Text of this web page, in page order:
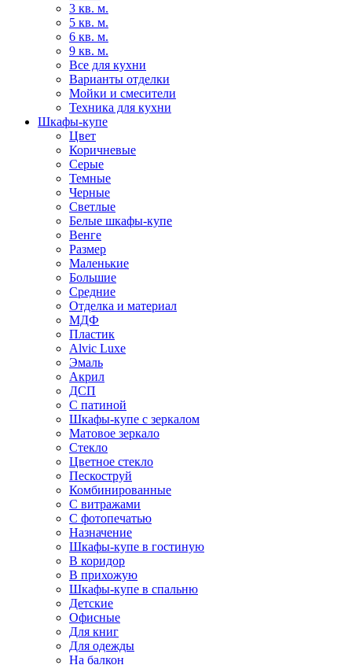
3 кв. м.
5 кв. м.
6 кв. м.
9 кв. м.
Все для кухни
Варианты отделки
Мойки и смесители
Техника для кухни
Шкафы-купе
Цвет
Коричневые
Серые
Темные
Черные
Светлые
Белые шкафы-купе
Венге
Размер
Маленькие
Большие
Средние
Отделка и материал
МДФ
Пластик
Alvic Luxe
Эмаль
Акрил
ДСП
С патиной
Шкафы-купе с зеркалом
Матовое зеркало
Стекло
Цветное стекло
Пескоструй
Комбинированные
С витражами
С фотопечатью
Назначение
Шкафы-купе в гостиную
В коридор
В прихожую
Шкафы-купе в спальню
Детские
Офисные
Для книг
Для одежды
На балкон